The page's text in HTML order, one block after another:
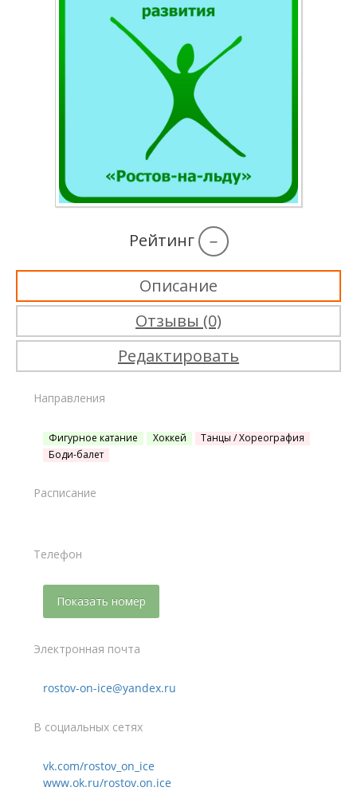
Рейтинг –
Описание
Отзывы (0)
Редактировать
Направления
Фигурное катание Хоккей
Танцы / Хореография
Боди-балет
Расписание
Телефон
Показать номер
Электронная почта
rostov-on-ice@yandex.ru
В социальных сетях
vk.com/rostov_on_ice
www.ok.ru/rostov.on.ice